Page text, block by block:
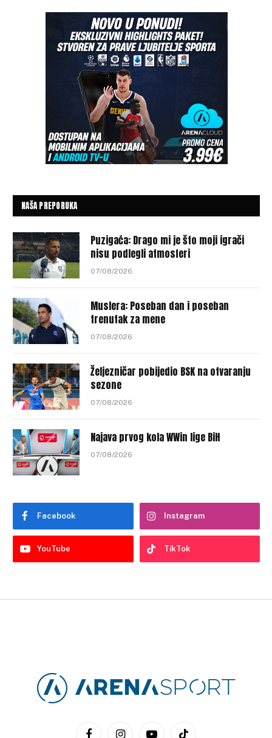
NAŠA PREPORUKA
Puzigaća: Drago mi je što moji igrači
nisu podlegli atmosferi
07/08/2026
Muslera: Poseban dan i poseban
trenutak za mene
07/08/2026
Željezničar pobijedio BSK na otvaranju
sezone
07/08/2026
Najava prvog kola WWin lige BiH
07/08/2026
Facebook Instagram
YouTube TikTok